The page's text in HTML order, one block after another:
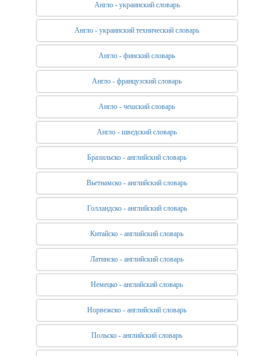
Англо - украинский словарь
Англо - украинский технический словарь
Англо - финский словарь
Англо - французский словарь
Англо - чешский словарь
Англо - шведский словарь
Бразильско - английский словарь
Вьетнамско - английский словарь
Голландско - английский словарь
Китайско - английский словарь
Латинско - английский словарь
Немецко - английский словарь
Норвежско - английский словарь
Польско - английский словарь